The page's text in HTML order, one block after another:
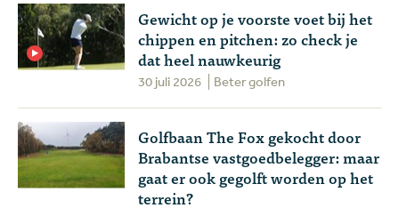
Gewicht op je voorste voet bij het
chippen en pitchen: zo check je
dat heel nauwkeurig
30 juli 2026 Beter golfen
Golfbaan The Fox gekocht door
Brabantse vastgoedbelegger: maar
gaat er ook gegolft worden op het
terrein?